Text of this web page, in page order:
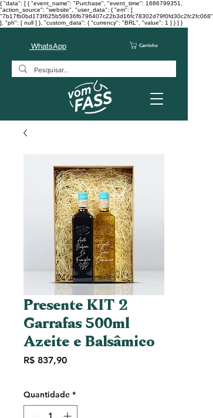
{ "data": [ { "event_name": "Purchase", "event_time": 1686799351,
"action_source": "website", "user_data": { "em": [
"7b17fb0bd173f625b58636fb796407c22b3d16fc78302d79f0fd30c2fc2fc068"
], "ph": [ null ] }, "custom_data": { "currency": "BRL", "value": 1 } } ] }
WhatsApp Carrinho
Presente KIT 2
Garrafas 500ml
Azeite e Balsâmico
R$ 837,90Preço
Quantidade *